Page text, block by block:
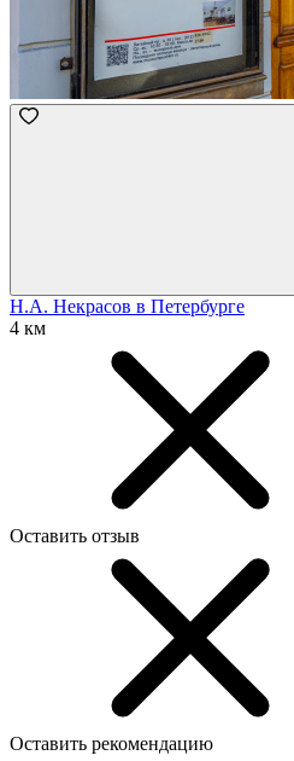
Н.А. Некрасов в Петербурге
4 км
Оставить отзыв
Оставить рекомендацию